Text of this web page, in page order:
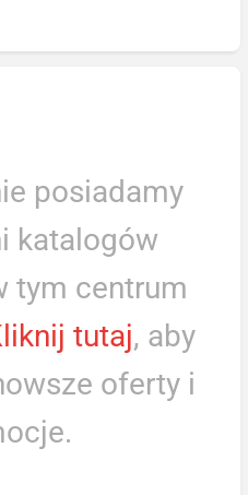
posiadamy
katalogów
tym centrum
tutaj, aby
oferty i